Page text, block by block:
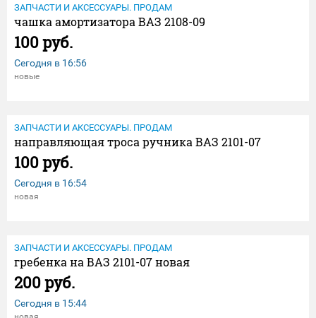
ЗАПЧАСТИ И АКСЕССУАРЫ. ПРОДАМ
чашка амортизатора ВАЗ 2108-09
100 руб.
Сегодня в 16:56
новые
ЗАПЧАСТИ И АКСЕССУАРЫ. ПРОДАМ
направляющая троса ручника ВАЗ 2101-07
100 руб.
Сегодня в 16:54
новая
ЗАПЧАСТИ И АКСЕССУАРЫ. ПРОДАМ
гребенка на ВАЗ 2101-07 новая
200 руб.
Сегодня в 15:44